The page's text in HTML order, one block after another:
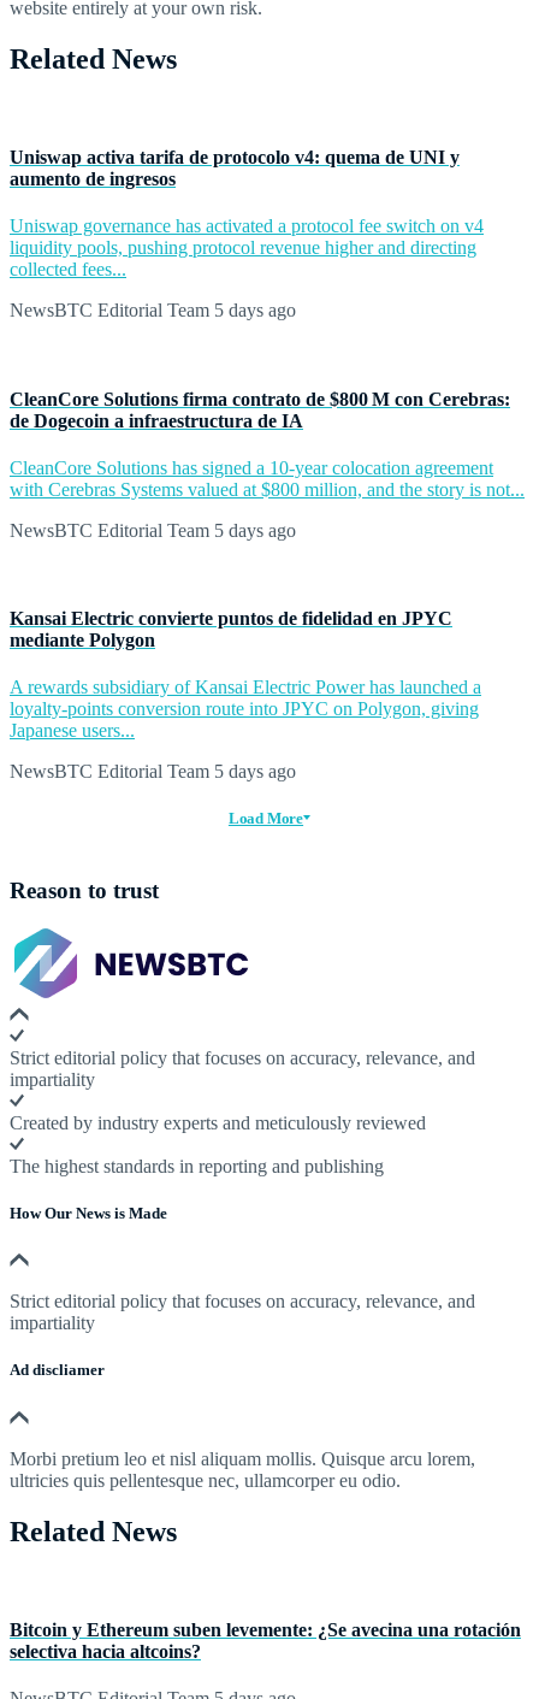
website entirely at your own risk.
Related News
Uniswap activa tarifa de protocolo v4: quema de UNI y
aumento de ingresos
Uniswap governance has activated a protocol fee switch on v4
liquidity pools, pushing protocol revenue higher and directing
collected fees...
NewsBTC Editorial Team 5 days ago
CleanCore Solutions firma contrato de $800 M con Cerebras:
de Dogecoin a infraestructura de IA
CleanCore Solutions has signed a 10-year colocation agreement
with Cerebras Systems valued at $800 million, and the story is not...
NewsBTC Editorial Team 5 days ago
Kansai Electric convierte puntos de fidelidad en JPYC
mediante Polygon
A rewards subsidiary of Kansai Electric Power has launched a
loyalty-points conversion route into JPYC on Polygon, giving
Japanese users...
NewsBTC Editorial Team 5 days ago
Load More
Reason to trust
Strict editorial policy that focuses on accuracy, relevance, and
impartiality
Created by industry experts and meticulously reviewed
The highest standards in reporting and publishing
How Our News is Made
Strict editorial policy that focuses on accuracy, relevance, and
impartiality
Ad discliamer
Morbi pretium leo et nisl aliquam mollis. Quisque arcu lorem,
ultricies quis pellentesque nec, ullamcorper eu odio.
Related News
Bitcoin y Ethereum suben levemente: ¿Se avecina una rotación
selectiva hacia altcoins?